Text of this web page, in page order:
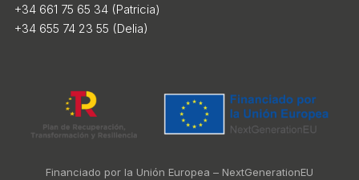
+34 661 75 65 34 (Patricia)
+34 655 74 23 55 (Delia)
Financiado por la Unión Europea – NextGenerationEU